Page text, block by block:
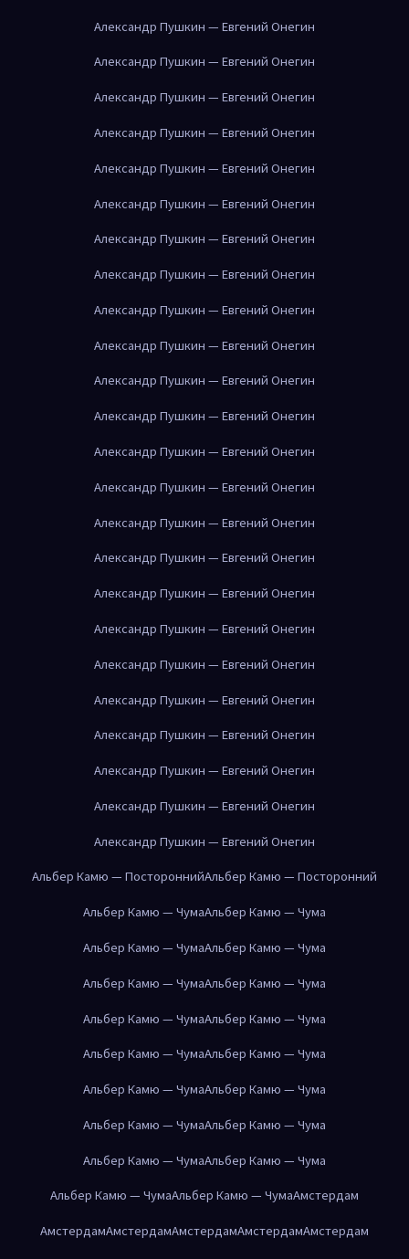
Александр Пушкин — Евгений Онегин
Александр Пушкин — Евгений Онегин
Александр Пушкин — Евгений Онегин
Александр Пушкин — Евгений Онегин
Александр Пушкин — Евгений Онегин
Александр Пушкин — Евгений Онегин
Александр Пушкин — Евгений Онегин
Александр Пушкин — Евгений Онегин
Александр Пушкин — Евгений Онегин
Александр Пушкин — Евгений Онегин
Александр Пушкин — Евгений Онегин
Александр Пушкин — Евгений Онегин
Александр Пушкин — Евгений Онегин
Александр Пушкин — Евгений Онегин
Александр Пушкин — Евгений Онегин
Александр Пушкин — Евгений Онегин
Александр Пушкин — Евгений Онегин
Александр Пушкин — Евгений Онегин
Александр Пушкин — Евгений Онегин
Александр Пушкин — Евгений Онегин
Александр Пушкин — Евгений Онегин
Александр Пушкин — Евгений Онегин
Александр Пушкин — Евгений Онегин
Александр Пушкин — Евгений Онегин
Альбер Камю — ПостороннийАльбер Камю — Посторонний
Альбер Камю — ЧумаАльбер Камю — Чума
Альбер Камю — ЧумаАльбер Камю — Чума
Альбер Камю — ЧумаАльбер Камю — Чума
Альбер Камю — ЧумаАльбер Камю — Чума
Альбер Камю — ЧумаАльбер Камю — Чума
Альбер Камю — ЧумаАльбер Камю — Чума
Альбер Камю — ЧумаАльбер Камю — Чума
Альбер Камю — ЧумаАльбер Камю — Чума
Альбер Камю — ЧумаАльбер Камю — ЧумаАмстердам
АмстердамАмстердамАмстердамАмстердамАмстердам